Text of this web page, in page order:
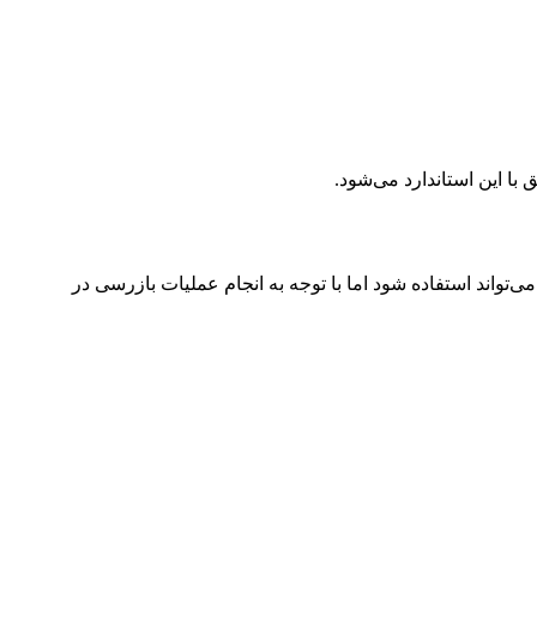
این استاندارد می‌شود.
استفاده شود اما با توجه به انجام عملیات بازرسی در